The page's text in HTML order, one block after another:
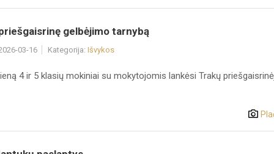
gelbėjimo tarnybą
03-16 Kategorija: Išvykos
4 ir 5 klasių mokiniai su mokytojomis lankėsi Trakų